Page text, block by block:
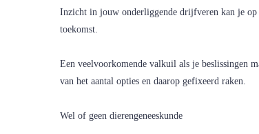
Inzicht in jouw onderliggende drijfveren kan je op
toekomst.
Een veelvoorkomende valkuil als je beslissingen
van het aantal opties en daarop gefixeerd raken.
Wel of geen dierengeneeskunde